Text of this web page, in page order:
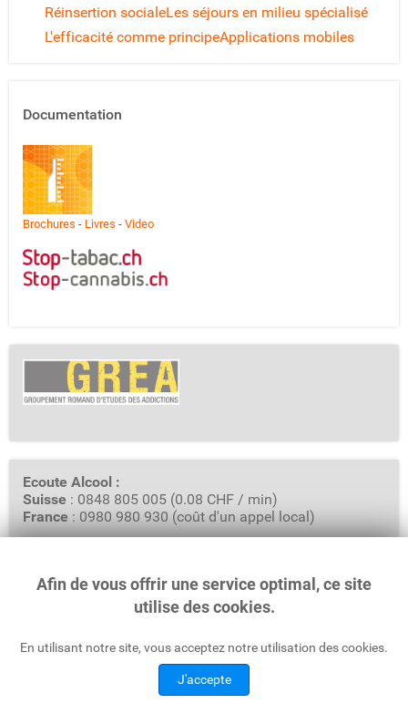
Réinsertion socialeLes séjours en milieu spécialisé
L'efficacité comme principeApplications mobiles
Documentation
Brochures - Livres - Video
Ecoute Alcool :
Suisse : 0848 805 005 (0.08 CHF / min)
France : 0980 980 930 (coût d'un appel local)
GREA - Groupement Romand d'Etudes des Addictions
Rue Saint-Pierre 3, Case Postale 6319
Afin de vous offrir une service optimal, ce site
utilise des cookies.
En utilisant notre site, vous acceptez notre utilisation des cookies.
J'accepte